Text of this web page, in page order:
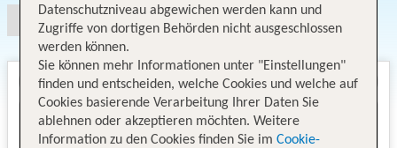
Datenschutzniveau abgewichen werden kann und
Zugriffe von dortigen Behörden nicht ausgeschlossen
werden können.
Sie können mehr Informationen unter "Einstellungen"
finden und entscheiden, welche Cookies und welche auf
Cookies basierende Verarbeitung Ihrer Daten Sie
ablehnen oder akzeptieren möchten. Weitere
Information zu den Cookies finden Sie im Cookie-